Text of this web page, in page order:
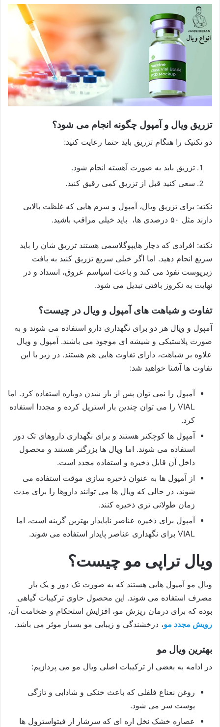
تزریق ویال و آمپول چگونه انجام می شود؟
دو تکنیک را هنگام تزریق باید حتما رعایت کنید:
تزریق باید به صورت آهسته انجام شود.
سعی کنید قبل از تزریق کمی رقیق کنید.
نکته: برای تزریق ویال، آمپول و سرم هایی که غلظت بالایی
دارند مثل ۵۰ درصدی ها، باید خیلی مراقب باشید.
نکته: افرادی که دچار هایپوگلاسمی هستند تزریق شان را باید
سریع انجام دهید. اما اگر خیلی سریع تزریق کنید به بافت
زیرپوست نفوذ می کند و باعث اسپاسم عروق، انسداد و در
نهایت به نکروز بافتی تبدیل می شود.
تفاوت و شباهت های آمپول و ویال در چیست؟
آمپول و ویال هر دو برای نگهداری دارو استفاده می شوند و به
صورت پلاستیکی و شیشه ای موجود می باشند. آمپول و ویال
علاوه بر شباهت، دارای تفاوت هایی هم هستند. در زیر با این
تفاوت ها ‌آشنا خواهید شد:
آمپول را نمی توان پس از باز شدن دوباره استفاده کرد. اما
VIAL را می توان چندین بار استریل کرده و مجددا استفاده
کرد.
آمپول ها کوچکتر هستند و برای نگهداری داروهای تک دوز
استفاده می شوند. اما ویال ها بزرگتر هستند و محصول
داخل آن قابل ذخیره و استفاده مجدد است.
از آمپول ها به عنوان ذخیره سازی موقت استفاده می
شوند، در حالی که ویال ها می توانند داروها را برای مدت
زمان طولانی تری ذخیره کنند.
آمپول برای ذخیره عناصر ناپایدار بهترین گزینه است، اما
VIAL برای نگهداری عناصر پایدار استفاده می شوند.
ویال تراپی مو چیست؟
ویال مو آمپول هایی هستند که به صورت تک دوز و یک بار
مصرف استفاده می شوند. این محصول حاوی ترکیبات گیاهی
بوده که برای درمان ریزش مو، افزایش استحکام و ضخامت آن،
رویش مجدد مو، درخشندگی و زیبایی مو بسیار موثر می باشد.
بهترین ویال مو
در ادامه به بعضی از ترکیبات اصلی ویال مو می پردازیم:
روغن نعناع فلفلی که باعث خنکی و شادابی و تازگی
پوست سر می شود.
عصاره خشک نخل اره ای که سرشار از فیتواسترول ها